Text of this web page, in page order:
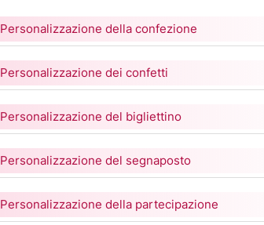
Personalizzazione della confezione
Personalizzazione dei confetti
Personalizzazione del bigliettino
Personalizzazione del segnaposto
Personalizzazione della partecipazione